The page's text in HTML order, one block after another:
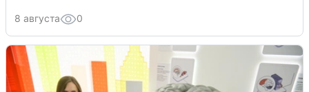
8 августа 0